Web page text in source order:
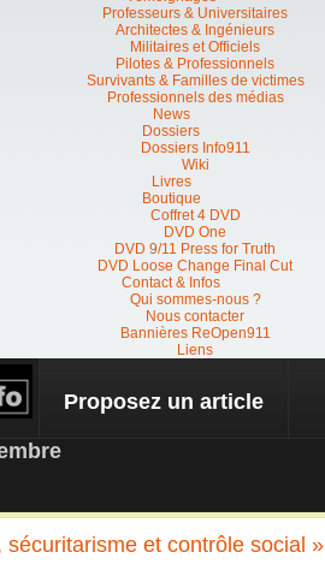
Professeurs & Universitaires
Architectes & Ingénieurs
Militaires et Officiels
Pilotes & Professionnels
Survivants & Familles de victimes
Professionnels des médias
News
Dossiers
Dossiers Info911
Wiki
Livres
Boutique
Coffret 4 DVD
DVD One
DVD 9/11 Press for Truth
DVD Loose Change Final Cut
Contact & Infos
Qui sommes-nous ?
Nous contacter
Bannières ReOpen911
Liens
Proposez un article
et contrôle social »